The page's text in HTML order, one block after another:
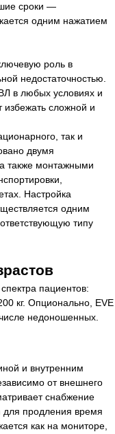
сроки —
одним нажатием
роль в
недостаточностью.
в любых условиях и
избежать сложной и
так и
двумя
также монтажными
Настройка
одним
типу
пациентов:
кг. Опционально, EVE
недоношенных.
и внутренним
от внешнего
снабжение
продления время
как на мониторе,